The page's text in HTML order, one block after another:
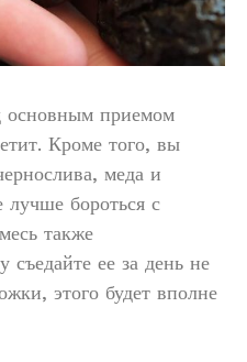
основным приемом
Кроме того, вы
меда и
бороться с
также
съедайте ее за день не
этого будет вполне